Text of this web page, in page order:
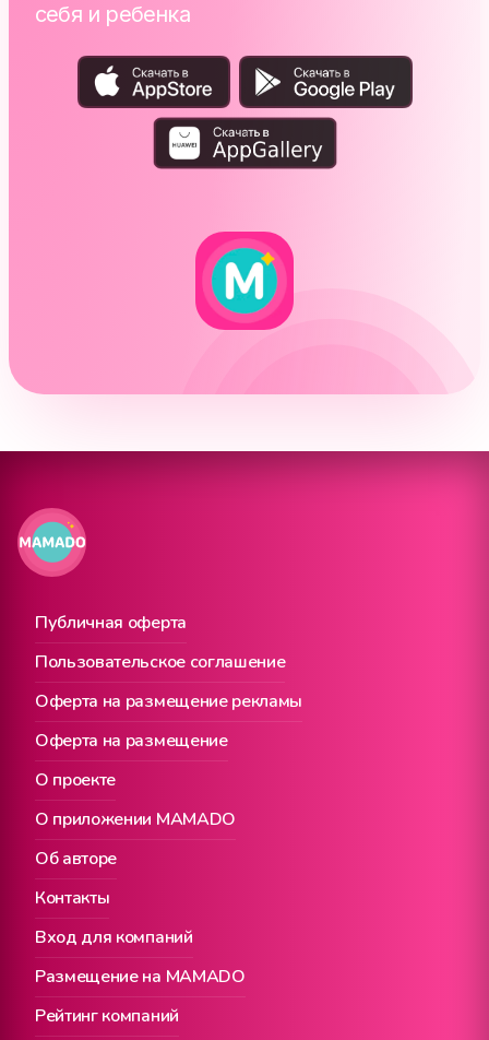
себя и ребенка
Публичная оферта
О проекте
Вход для компаний
Пользовательское соглашение
О приложении MAMADO
Размещение на MAMADO
Оферта на размещение рекламы
Об авторе
Рейтинг компаний
Оферта на размещение
Контакты